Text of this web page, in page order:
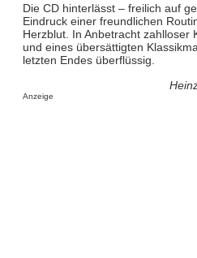
Die CD hinterlässt – freilich auf
Eindruck einer freundlichen
Herzblut. In Anbetracht zahlloser
und eines übersättigten
letzten Endes überflüssig.
Anzeige